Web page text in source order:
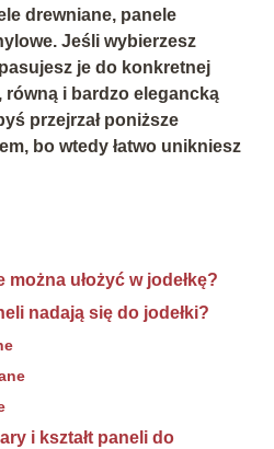
drewniane, panele
. Jeśli wybierzesz
je do konkretnej
równą i bardzo elegancką
przejrzał poniższe
bo wtedy łatwo unikniesz
można ułożyć w jodełkę?
nadają się do jodełki?
i kształt paneli do